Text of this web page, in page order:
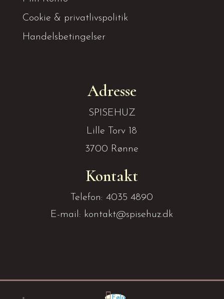
Cookie & privatlivspolitik
Handelsbetingelser
Adresse
SPISEHUZ
Lille Torv 18
3700 Rønne
Kontakt
Telefon: 4035 4890
E-mail: kontakt@spisehuz.dk